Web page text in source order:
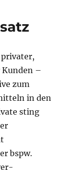
–
zum
in den
sting
bspw.